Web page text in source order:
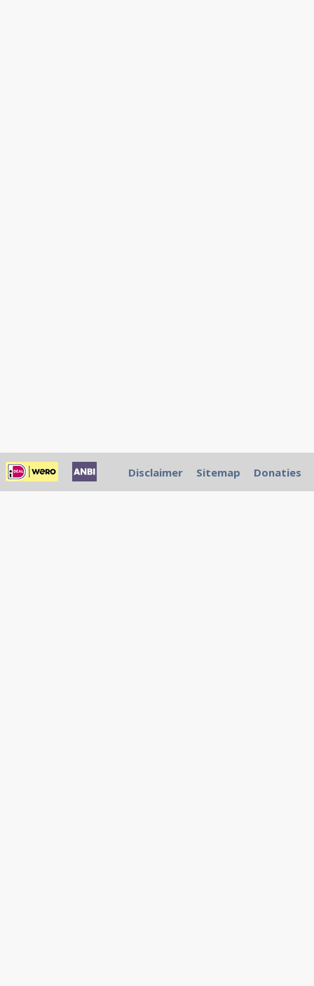
Disclaimer Sitemap Donaties